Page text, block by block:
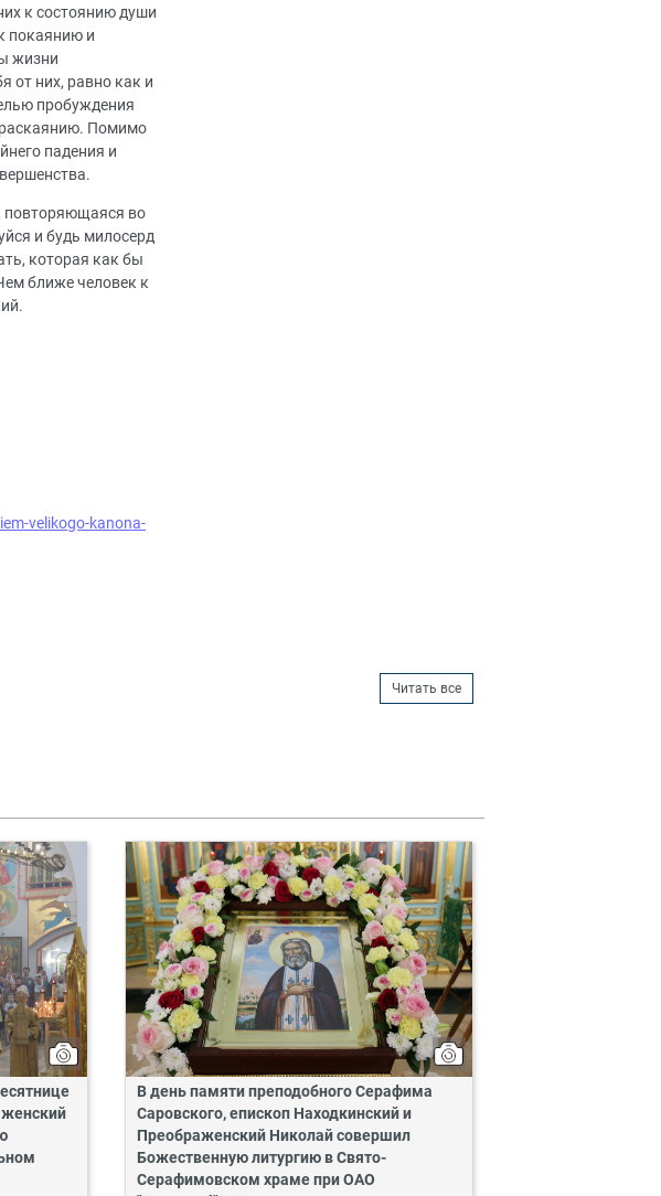
к состоянию души
покаянию и
жизни
от них, равно как и
пробуждения
Помимо
падения и
повторяющаяся во
и будь милосерд
которая как бы
ближе человек к
velikogo-kanona-
Читать все
В день памяти преподобного Серафима
Саровского, епископ Находкинский и
Преображенский Николай совершил
Божественную литургию в Свято-
Серафимовском храме при ОАО